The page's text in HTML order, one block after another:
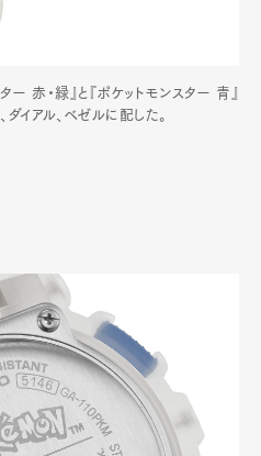
ー 赤・緑』と『ポケットモンスター 青』
イアル、ベゼルに配した。